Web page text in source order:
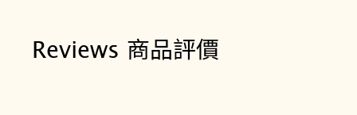
Reviews 商品評價